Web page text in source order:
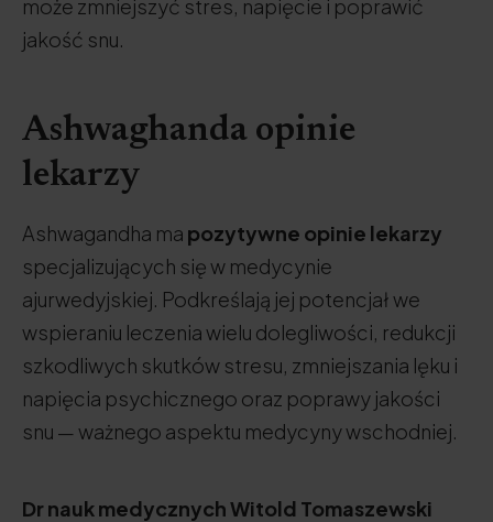
może zmniejszyć stres, napięcie i poprawić
jakość snu.
Ashwaghanda opinie
lekarzy
Ashwagandha ma pozytywne opinie lekarzy
specjalizujących się w medycynie
ajurwedyjskiej. Podkreślają jej potencjał we
wspieraniu leczenia wielu dolegliwości, redukcji
szkodliwych skutków stresu, zmniejszania lęku i
napięcia psychicznego oraz poprawy jakości
snu — ważnego aspektu medycyny wschodniej.
Dr nauk medycznych Witold Tomaszewski